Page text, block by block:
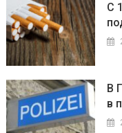
С
В
в